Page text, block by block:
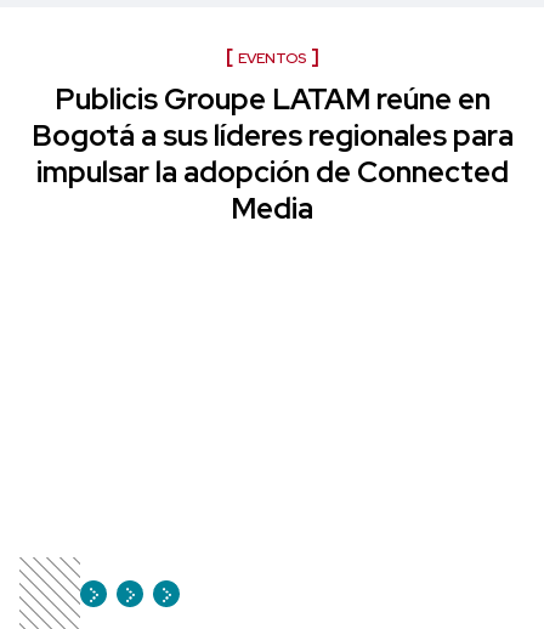
EVENTOS
Publicis Groupe LATAM reúne en
Bogotá a sus líderes regionales para
impulsar la adopción de Connected
Media